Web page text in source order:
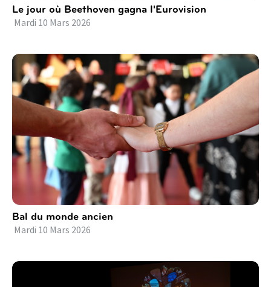
Le jour où Beethoven gagna l'Eurovision
Mardi 10 Mars 2026
Bal du monde ancien
Mardi 10 Mars 2026